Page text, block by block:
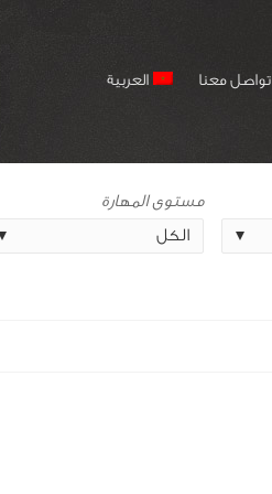
تواصل معنا العربية
مستوى المهارة